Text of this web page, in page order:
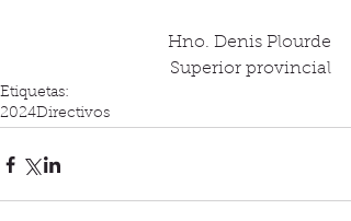
Hno. Denis Plourde
Superior provincial
Etiquetas:
2024Directivos